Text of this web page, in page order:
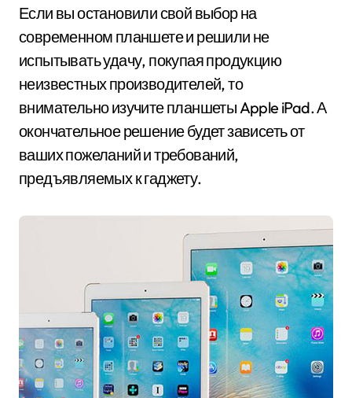
Если вы остановили свой выбор на
современном планшете и решили не
испытывать удачу, покупая продукцию
неизвестных производителей, то
внимательно изучите планшеты Apple iPad. А
окончательное решение будет зависеть от
ваших пожеланий и требований,
предъявляемых к гаджету.